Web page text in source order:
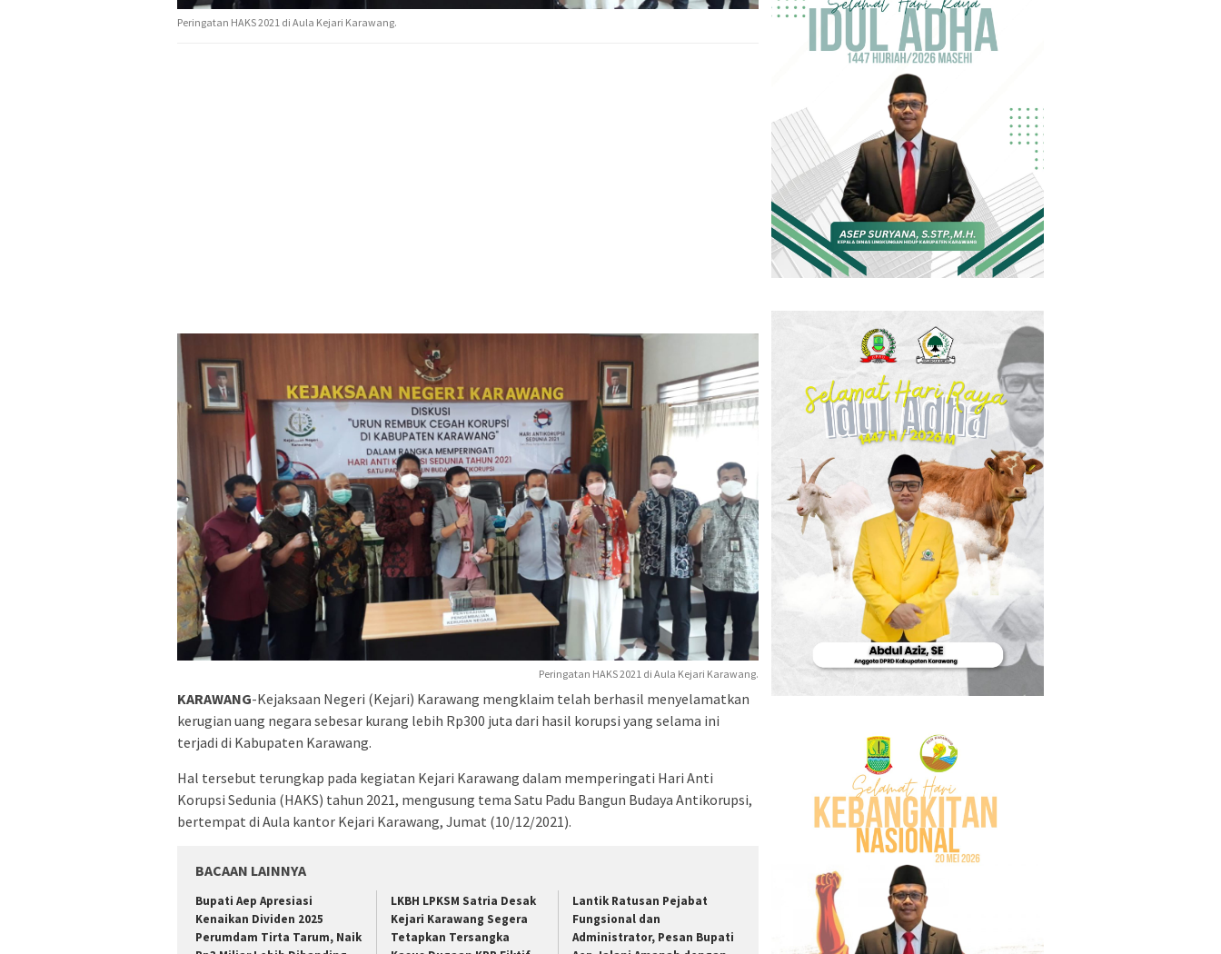
Peringatan HAKS 2021 di Aula Kejari Karawang.
Peringatan HAKS 2021 di Aula Kejari Karawang.
KARAWANG-Kejaksaan Negeri (Kejari) Karawang mengklaim telah berhasil menyelamatkan
kerugian uang negara sebesar kurang lebih Rp300 juta dari hasil korupsi yang selama ini
terjadi di Kabupaten Karawang.
Hal tersebut terungkap pada kegiatan Kejari Karawang dalam memperingati Hari Anti
Korupsi Sedunia (HAKS) tahun 2021, mengusung tema Satu Padu Bangun Budaya Antikorupsi,
bertempat di Aula kantor Kejari Karawang, Jumat (10/12/2021).
BACAAN LAINNYA
Bupati Aep Apresiasi
Kenaikan Dividen 2025
Perumdam Tirta Tarum, Naik
LKBH LPKSM Satria Desak
Kejari Karawang Segera
Tetapkan Tersangka
Lantik Ratusan Pejabat
Fungsional dan
Administrator, Pesan Bupati